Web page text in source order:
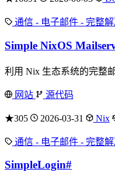
通信 - 电子邮件 - 完整
Simple NixOS
利用 Nix 生态系统的完整
网站 源代码
★305 2026-03-31 Nix
通信 - 电子邮件 - 完整
SimpleLogin#